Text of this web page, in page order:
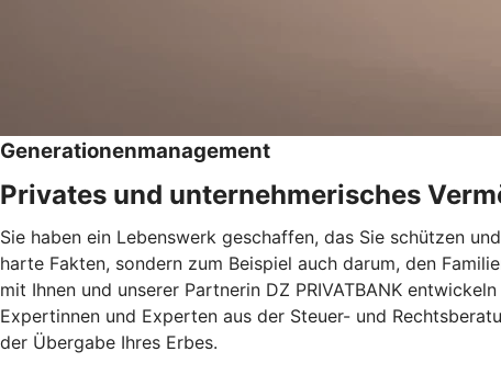
Generationenmanagement
Privates und unternehmerisches
Sie haben ein Lebenswerk geschaffen, das Sie schützen
harte Fakten, sondern zum Beispiel auch darum, den
mit Ihnen und unserer Partnerin DZ PRIVATBANK
Expertinnen und Experten aus der Steuer- und
der Übergabe Ihres Erbes.